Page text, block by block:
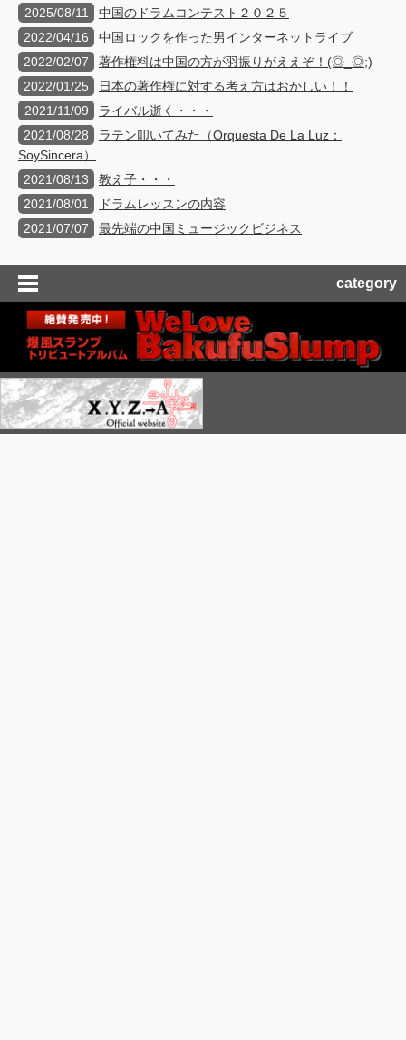
2025/08/11
中国のドラムコンテスト２０２５
2022/04/16
中国ロックを作った男インターネットライブ
2022/02/07
著作権料は中国の方が羽振りがええぞ！(◎_◎;)
2022/01/25
日本の著作権に対する考え方はおかしい！！
2021/11/09
ライバル逝く・・・
2021/08/28
ラテン叩いてみた（Orquesta De La Luz：
SoySincera）
2021/08/13
教え子・・・
2021/08/01
ドラムレッスンの内容
2021/07/07
最先端の中国ミュージックビジネス
category